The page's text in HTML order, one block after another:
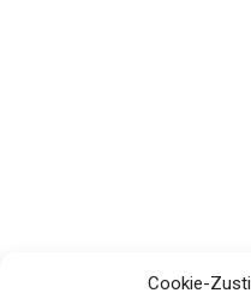
Cookie-